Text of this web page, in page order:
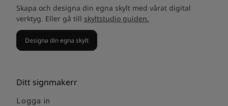
Skapa och designa din egna skylt med vårat digital
verktyg. Eller gå till skyltstudio guiden.
Designa din egna skylt
Ditt signmakerr
Logga in